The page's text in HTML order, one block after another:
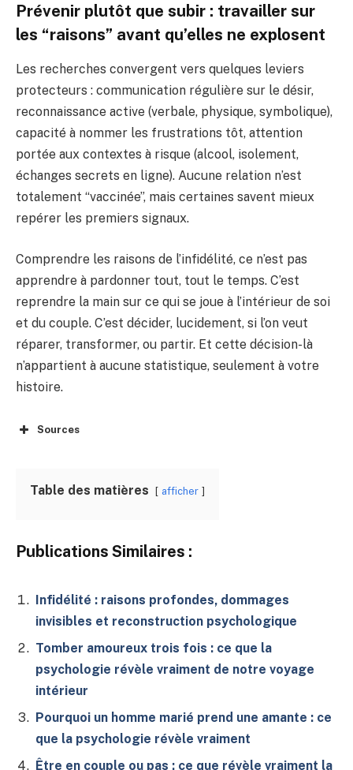
Prévenir plutôt que subir : travailler sur
les “raisons” avant qu’elles ne explosent
Les recherches convergent vers quelques leviers
protecteurs : communication régulière sur le désir,
reconnaissance active (verbale, physique, symbolique),
capacité à nommer les frustrations tôt, attention
portée aux contextes à risque (alcool, isolement,
échanges secrets en ligne). Aucune relation n’est
totalement “vaccinée”, mais certaines savent mieux
repérer les premiers signaux.
Comprendre les raisons de l’infidélité, ce n’est pas
apprendre à pardonner tout, tout le temps. C’est
reprendre la main sur ce qui se joue à l’intérieur de soi
et du couple. C’est décider, lucidement, si l’on veut
réparer, transformer, ou partir. Et cette décision-là
n’appartient à aucune statistique, seulement à votre
histoire.
Sources
Table des matières afficher
Publications Similaires :
Infidélité : raisons profondes, dommages
invisibles et reconstruction psychologique
Tomber amoureux trois fois : ce que la
psychologie révèle vraiment de notre voyage
intérieur
Pourquoi un homme marié prend une amante : ce
que la psychologie révèle vraiment
Être en couple ou pas : ce que révèle vraiment la